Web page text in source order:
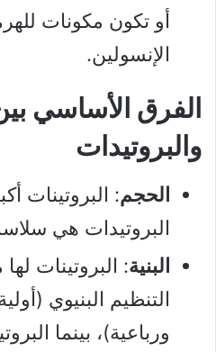
أو تكون مكونات
الإنسولين.
الفرق الأساسي
والبروتيدات
الحجم: البروتينات
البروتيدات هي
البنية: البروتينات
التنظيم البنيوي
ورباعية)، بينما